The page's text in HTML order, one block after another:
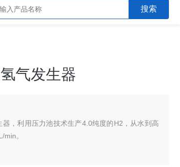
气发生器
，利用压力池技术生产4.0纯度的H2，从水到高
。